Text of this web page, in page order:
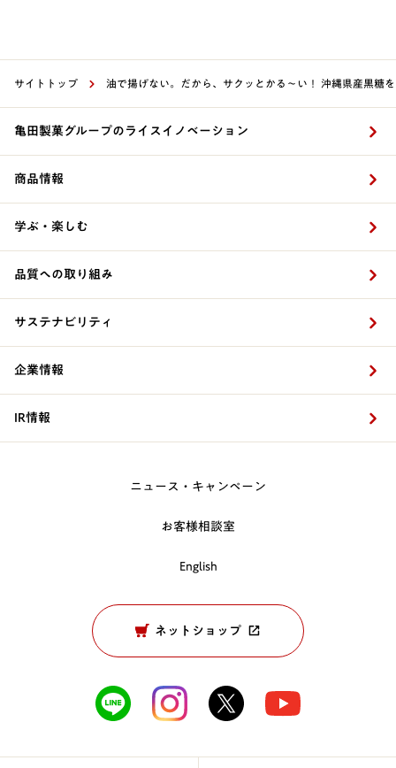
サイトトップ 油で揚げない。だから、サクッとかる～い！ 沖縄県産黒糖
亀田製菓グループのライスイノベーション
商品情報
学ぶ・楽しむ
品質への取り組み
サステナビリティ
企業情報
IR情報
ニュース・キャンペーン
お客様相談室
English
ネットショップ